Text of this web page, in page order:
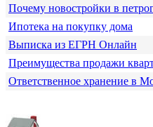
Почему новостройки в
Ипотека на покупку дома
Выписка из ЕГРН Онлайн
Преимущества продажи
Ответственное хранение в